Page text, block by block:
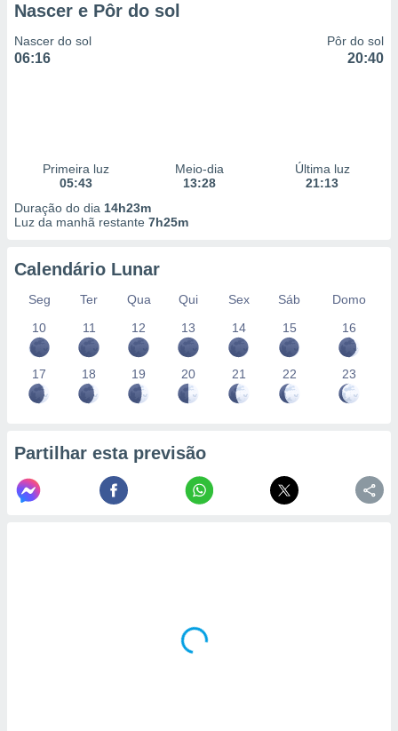
Nascer e Pôr do sol
Nascer do sol
06:16
Pôr do sol
20:40
Primeira luz
05:43
Meio-dia
13:28
Última luz
21:13
Duração do dia 14h23m
Luz da manhã restante 7h25m
Calendário Lunar
Seg Ter Qua Qui Sex Sáb
Domo
10
11 12 13 14 15 16
17 18 19 20 21 22 23
Partilhar esta previsão